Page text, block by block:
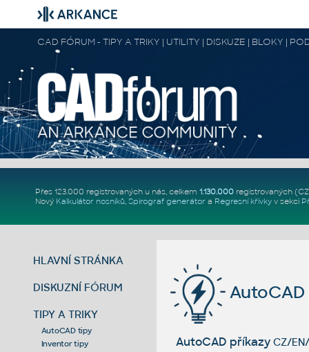
CAD FÓRUM - TIPY A TRIKY | UTILITY | DISKUZE | BLOKY |
Přes 123.000 registrovaných u nás, celkem 1.130.000registrovaných
Nový Kalkulátor nosníků, Spirograf generátor a Regresní křivkyv sekci
HLAVNÍ STRÁNKA
DISKUZNÍ FÓRUM
TIPY A TRIKY
AutoCAD tipy
Inventor tipy
AutoCAD
AutoCAD příkazy CZ/